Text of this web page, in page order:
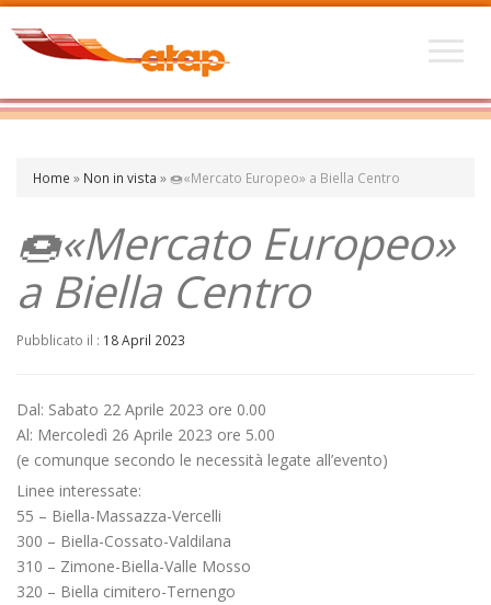
Home » Non in vista »🍩«Mercato Europeo» a Biella Centro
🍩«Mercato Europeo»
a Biella Centro
Pubblicato il : 18 April 2023
Dal: Sabato 22 Aprile 2023 ore 0.00
Al: Mercoledì 26 Aprile 2023 ore 5.00
(e comunque secondo le necessità legate all’evento)
Linee interessate:
55 – Biella-Massazza-Vercelli
300 – Biella-Cossato-Valdilana
310 – Zimone-Biella-Valle Mosso
320 – Biella cimitero-Ternengo